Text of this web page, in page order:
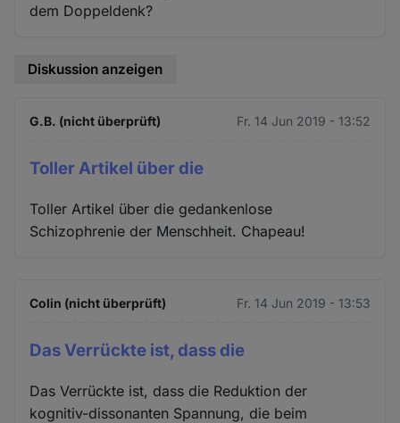
dem Doppeldenk?
Diskussion anzeigen
G.B. (nicht überprüft) Fr. 14 Jun 2019 - 13:52
Toller Artikel über die
Toller Artikel über die gedankenlose
Schizophrenie der Menschheit. Chapeau!
Colin (nicht überprüft) Fr. 14 Jun 2019 - 13:53
Das Verrückte ist, dass die
Das Verrückte ist, dass die Reduktion der
kognitiv-dissonanten Spannung, die beim